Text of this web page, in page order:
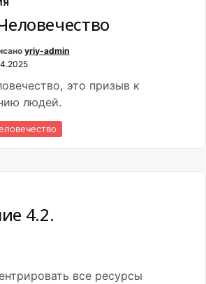
yriy-admin
это призыв к
людей.
4.2.
все ресурсы